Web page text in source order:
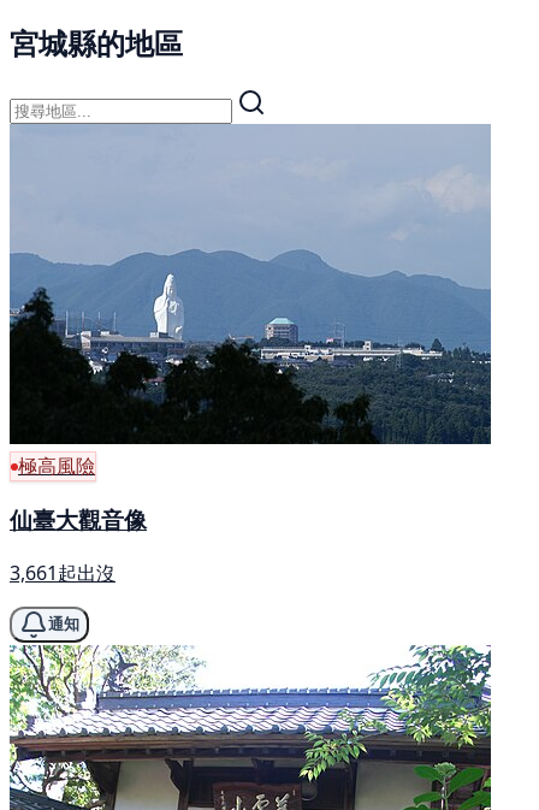
宮城縣的地區
極高風險
仙臺大觀音像
3,661起出沒
通知